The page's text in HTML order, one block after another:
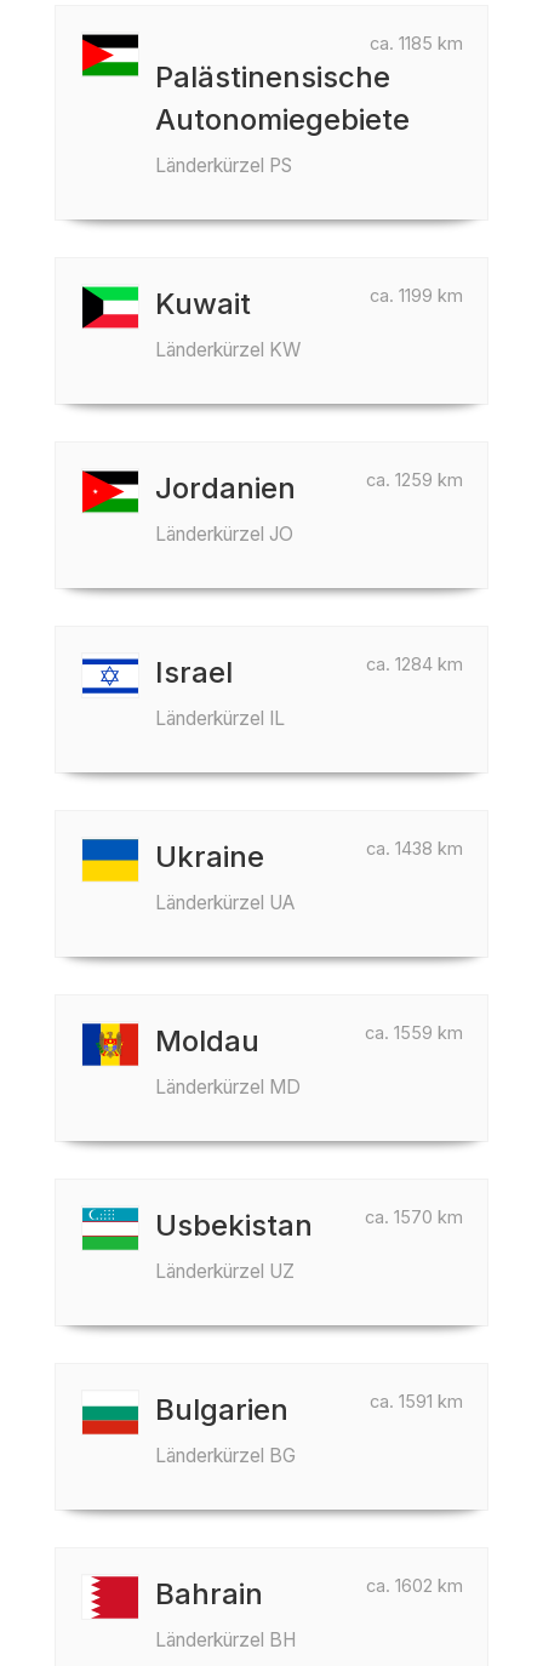
ca. 1185 km
Palästinensische
Autonomiegebiete
Länderkürzel PS
ca. 1199 km
Kuwait
Länderkürzel KW
ca. 1259 km
Jordanien
Länderkürzel JO
ca. 1284 km
Israel
Länderkürzel IL
ca. 1438 km
Ukraine
Länderkürzel UA
ca. 1559 km
Moldau
Länderkürzel MD
ca. 1570 km
Usbekistan
Länderkürzel UZ
ca. 1591 km
Bulgarien
Länderkürzel BG
ca. 1602 km
Bahrain
Länderkürzel BH